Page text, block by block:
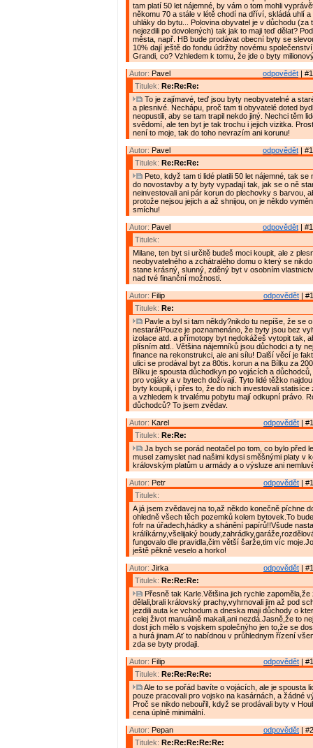
tam platí 50 let nájemné, by vám o tom mohli
někomu 70 a stále v létě chodí na dříví, skládá uhlí a
uhláky do bytu... Polovina obyvatel je v důchodu (za
nejezdili po dovolených) tak jak to maji teď dělat?
města, např. HB bude prodávat obecní byty se
10% dají ještě do fondu údržby novému
Grandi, co? Vzhledem k tomu, že jde o byty
odpovědět |
Autor: Pavel
Titulek: Re:Re:Re:
To je zajímavé, teď jsou byty neobyvatelné a
a plesnivé. Nechápu, proč tam ti obyvatelé doted
neopustili, aby se tam trapil nekdo jiný. Nechci těm
svědomí, ale ten byt je tak trochu i jejich vizitka.
není to moje, tak do toho nevrazím ani korunu!
odpovědět |
Autor: Pavel
Titulek: Re:Re:Re:
Peto, když tam ti lidé platili 50 let nájemné, tak se
do novostavby a ty byty vypadají tak, jak se o ně
neinvestovali ani pár korun do plechovky s barvou,
protože nejsou jejich a až shnijou, on je někdo
smíchu!
odpovědět |
Autor: Pavel
Titulek:
Milane, ten byt si určitě budeš moci koupit, ale z
neobyvatelného a zchátralého domu o který se
stane krásný, slunný, zděný byt v osobním
nad tvé finanční možnosti.
odpovědět |
Autor: Filip
Titulek: Re:
Pavle a byl si tam někdy?nikdo tu nepíše, že se
nestará!Pouze je poznamenáno, že byty jsou bez
izolace atd. a přímotopy byt nedokážeš vytopit tak,
plísním atd.. Většina nájemníků jsou důchodci a ty
finance na rekonstrukci, ale ani sílu! Další věcí je
ulici se prodával byt za 80tis. korun a na Bílku za
Bílku je spousta důchodkyn po vojácích a
pro vojáky a v bytech dožívají. Tyto lidé těžko
byty koupili, i přes to, že do nich investovali statisíce
a vzhledem k trvalému pobytu mají odkupní právo.
důchodců? To jsem zvědav.
odpovědět |
Autor: Karel
Titulek: Re:Re:
Ja bych se porád neotačel po tom, co bylo před
musel zamyslet nad našimi kdysi směšnými platy v
královským platům u armády a o výsluze ani
odpovědět |
Autor: Petr
Titulek:
A já jsem zvědavej na to,až někdo konečně píchne
ohledně všech těch pozemků kolem bytovek.To
fofr na úřadech,hádky a shánění papírů!!Všude
králíkárny,všelijaký
fungovalo dle pravidla,čim větší šarže,tim víc
ještě pěkně veselo a horko!
odpovědět |
Autor: Jirka
Titulek: Re:Re:Re:
Přesně tak Karle.Většina jich rychle zapoměla,že
dělali,brali královský prachy,vyhrnovali jim až pod
jezdili auta ke vchodum a dneska maji důchody o
celej život manuálně makali,ani nezdá.Jasně,že to
dost jich mělo s vojskem společnýho jen to,že se
a hurá jinam.Ať to nabídnou v průhlednym řízení
zda se byty prodaji.
odpovědět |
Autor: Filip
Titulek: Re:Re:Re:Re:
Ale to se pořád bavíte o vojácích, ale je spousta
pouze pracovali pro vojsko na kasárnách, a žádné
Proč se nikdo nebouřil, když se prodávali byty v
cena úplně minimální.
odpovědět |
Autor: Pepan
Titulek: Re:Re:Re:Re:Re: